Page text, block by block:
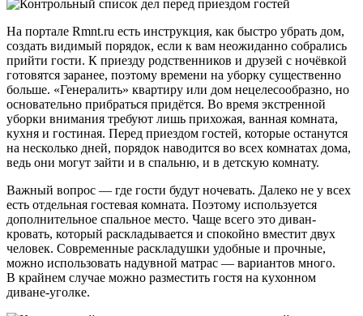
На портале Rmnt.ru есть инструкция, как быстро убрать дом,
создать видимый порядок, если к вам неожиданно собрались
прийти гости. К приезду родственников и друзей с ночёвкой
готовятся заранее, поэтому времени на уборку существенно
больше. «Генералить» квартиру или дом нецелесообразно, но
основательно прибраться придётся. Во время экстренной
уборки внимания требуют лишь прихожая, ванная комната,
кухня и гостиная. Перед приездом гостей, которые останутся
на несколько дней, порядок наводится во всех комнатах дома,
ведь они могут зайти и в спальню, и в детскую комнату.
Важный вопрос — где гости будут ночевать. Далеко не у всех
есть отдельная гостевая комната. Поэтому используется
дополнительное спальное место. Чаще всего это диван-
кровать, который раскладывается и спокойно вместит двух
человек. Современные раскладушки удобные и прочные,
можно использовать надувной матрас — вариантов много.
В крайнем случае можно разместить гостя на кухонном
диване-уголке.